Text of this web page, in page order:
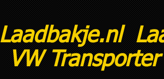
Laadbakje.nl
VW